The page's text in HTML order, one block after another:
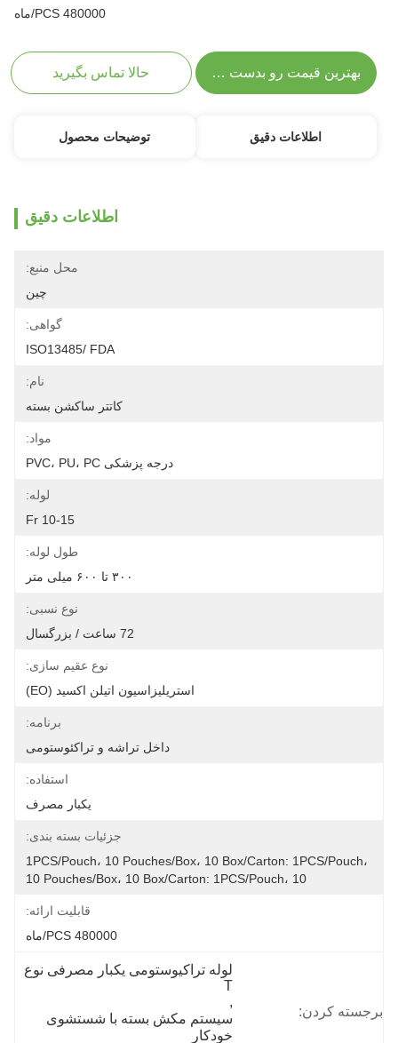
480000 PCS/ماه
بهترین قیمت رو بدست بیار حالا تماس بگیرید
اطلاعات دقیق توضیحات محصول
اطلاعات دقیق
محل منبع:
چین
گواهی:
ISO13485/ FDA
نام:
کاتتر ساکشن بسته
مواد:
درجه پزشکی PVC، PU، PC
لوله:
10-15 Fr
طول لوله:
۳۰۰ تا ۶۰۰ میلی متر
نوع نسبی:
72 ساعت / بزرگسال
نوع عقیم سازی:
استریلیزاسیون اتیلن اکسید (EO)
برنامه:
داخل تراشه و تراکئوستومی
استفاده:
یکبار مصرف
جزئیات بسته بندی:
1PCS/Pouch، 10 Pouches/Box، 10 Box/Carton: 1PCS/Pouch،
10 Pouches/Box، 10 Box/Carton: 1PCS/Pouch، 10
قابلیت ارائه:
480000 PCS/ماه
برجسته کردن:
لوله تراکیوستومی یکبار مصرفی نوع
T
,
سیستم مکش بسته با شستشوی
خودکار